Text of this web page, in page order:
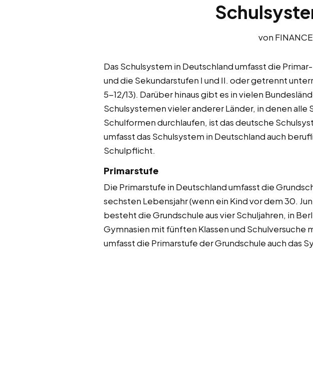
von
Das Schulsystem in Deutschland umfasst die
und die Sekundarstufen I und II. oder getrennt
5-12/13). Darüber hinaus gibt es in vielen
Schulsystemen vieler anderer Länder, in denen
Schulformen durchlaufen, ist das deutsche
umfasst das Schulsystem in Deutschland auch
Schulpflicht.
Primarstufe
Die Primarstufe in Deutschland umfasst die
sechsten Lebensjahr (wenn ein Kind vor dem 30.
besteht die Grundschule aus vier Schuljahren, in
Gymnasien mit fünften Klassen und
umfasst die Primarstufe der Grundschule auch das